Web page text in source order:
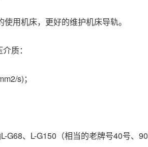
用机床，更好的维护机床导轨。
质：
s)；
G68、L-G150（相当的老牌号40号、90